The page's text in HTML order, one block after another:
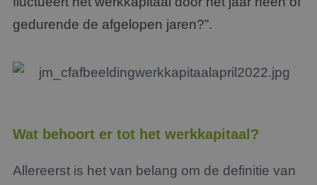
gedurende de afgelopen jaren?”.
Wat behoort er tot het werkkapitaal?
Allereerst is het van belang om de definitie van